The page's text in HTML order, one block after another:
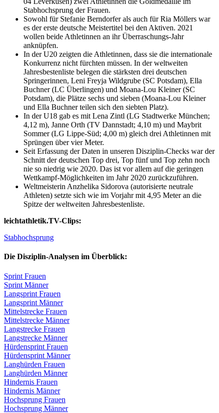
Stabhochsprung der Frauen.
Sowohl für Stefanie Berndorfer als auch für Ria Möllers war
es der erste deutsche Meistertitel bei den Aktiven. 2021
wollen beide Athletinnen an ihr Überraschungs-Jahr
anknüpfen.
In der U20 zeigten die Athletinnen, dass sie die internationale
Konkurrenz nicht fürchten müssen. In der weltweiten
Jahresbestenliste belegen die stärksten drei deutschen
Springerinnen, Leni Freyja Wildgrube (SC Potsdam), Ella
Buchner (LC Überlingen) und Moana-Lou Kleiner (SC
Potsdam), die Plätze sechs und sieben (Moana-Lou Kleiner
und Ella Buchner teilen sich den siebten Platz).
In der U18 gab es mit Lena Zintl (LG Stadtwerke München;
4,12 m), Janne Orth (TV Dannstadt; 4,10 m) und Maybrit
Sommer (LG Lippe-Süd; 4,00 m) gleich drei Athletinnen mit
Sprüngen über vier Meter.
Seit Erfassung der Daten in unseren Disziplin-Checks war der
Schnitt der deutschen Top drei, Top fünf und Top zehn noch
nie so niedrig wie 2020. Das ist vor allem auf die geringen
Wettkampf-Möglichkeiten im Jahr 2020 zurückzuführen.
Weltmeisterin Anzhelika Sidorova (autorisierte neutrale
Athleten) setzte sich wie im Vorjahr mit 4,95 Meter an die
Spitze der weltweiten Jahresbestenliste.
leichtathletik.TV-Clips:
Stabhochsprung
Die Disziplin-Analysen im Überblick:
Sprint Frauen
Sprint Männer
Langsprint Frauen
Langsprint Männer
Mittelstrecke Frauen
Mittelstrecke Männer
Langstrecke Frauen
Langstrecke Männer
Hürdensprint Frauen
Hürdensprint Männer
Langhürden Frauen
Langhürden Männer
Hindernis Frauen
Hindernis Männer
Hochsprung Frauen
Hochsprung Männer